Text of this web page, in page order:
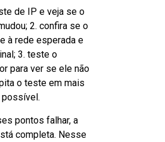
de IP e veja se o
2. confira se o
à rede esperada e
3. teste o
para ver se ele não
o teste em mais
possível.
pontos falhar, a
completa. Nesse